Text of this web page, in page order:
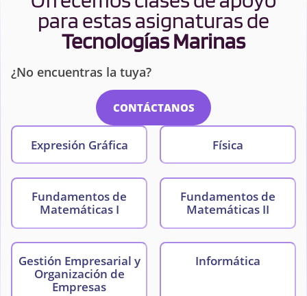
para estas asignaturas de
Tecnologías Marinas
¿No encuentras la tuya?
CONTÁCTANOS
Expresión Gráfica Física
Fundamentos de
Matemáticas I
Fundamentos de
Matemáticas II
Gestión Empresarial y
Organización de
Empresas
Informática